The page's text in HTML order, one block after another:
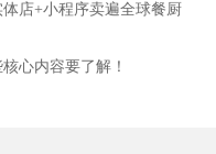
店+小程序卖遍全球餐厨
心内容要了解！